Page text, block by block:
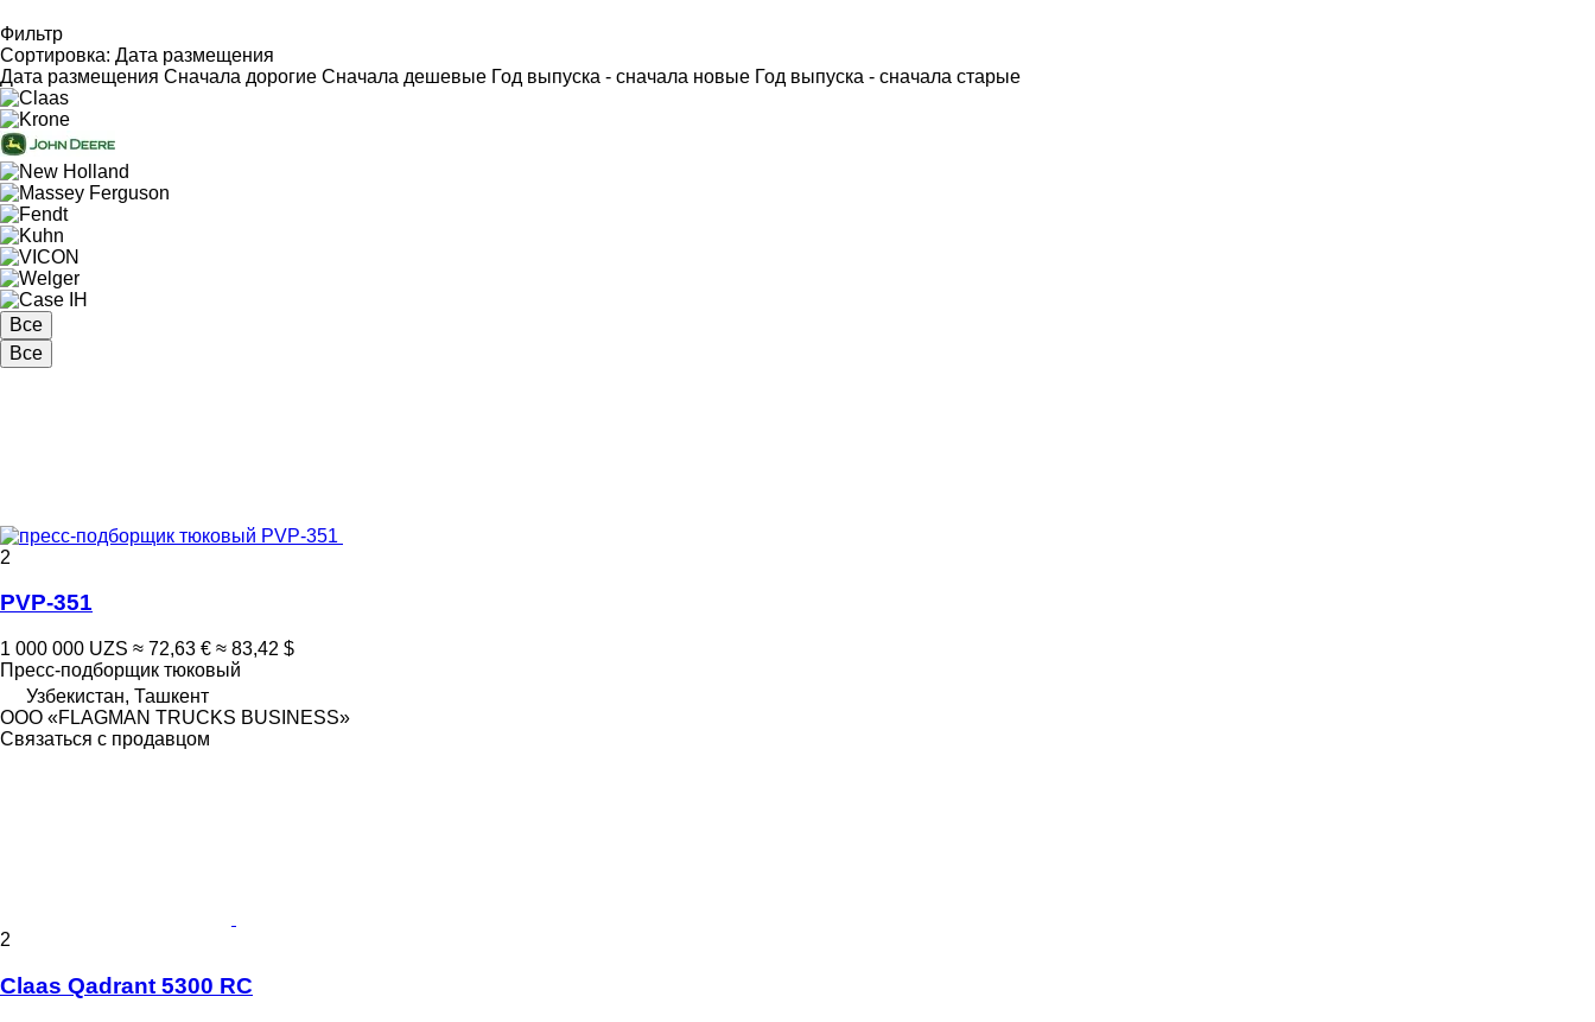
Фильтр
Сортировка: Дата размещения
Дата размещения Сначала дорогие Сначала дешевые Год выпуска - сначала новые Год выпуска - сначала старые
Все
Все
2
PVP-351
1 000 000 UZS ≈ 72,63 € ≈ 83,42 $
Пресс-подборщик тюковый
Узбекистан, Ташкент
ООО «FLAGMAN TRUCKS BUSINESS»
Связаться с продавцом
2
Claas Qadrant 5300 RC